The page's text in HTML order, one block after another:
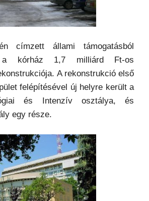
címzett állami támogatásból
a kórház 1,7 milliárd Ft-os
A rekonstrukció első
felépítésével új helyre került a
és Intenzív osztálya, és
egy része.